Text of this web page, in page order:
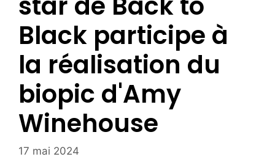
Black participe à
la réalisation du
biopic d'Amy
Winehouse
17 mai 2024